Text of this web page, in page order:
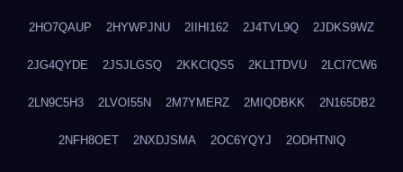
2HO7QAUP 2HYWPJNU 2IIHI162 2J4TVL9Q 2JDKS9WZ
2JG4QYDE 2JSJLGSQ 2KKCIQS5 2KL1TDVU 2LCI7CW6
2LN9C5H3 2LVOI55N 2M7YMERZ 2MIQDBKK 2N165DB2
2NFH8OET 2NXDJSMA 2OC6YQYJ 2ODHTNIQ